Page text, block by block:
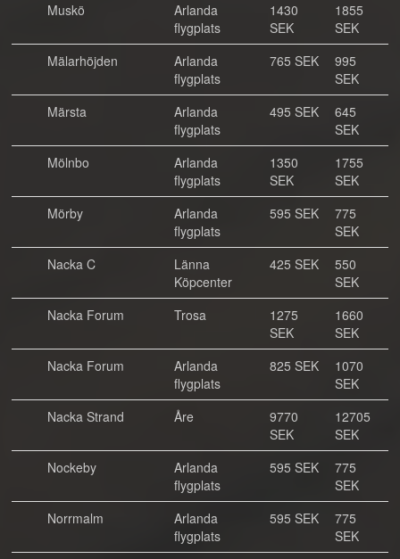
Muskö
Arlanda
flygplats
1430
SEK
1855
SEK
Mälarhöjden
Arlanda
flygplats
765 SEK
995
SEK
Märsta
Arlanda
flygplats
495 SEK
645
SEK
Mölnbo
Arlanda
flygplats
1350
SEK
1755
SEK
Mörby
Arlanda
flygplats
595 SEK
775
SEK
Nacka C
Länna
Köpcenter
425 SEK
550
SEK
Nacka Forum
Trosa
1275
SEK
1660
SEK
Nacka Forum
Arlanda
flygplats
825 SEK
1070
SEK
Nacka Strand
Åre
9770
SEK
12705
SEK
Nockeby
Arlanda
flygplats
595 SEK
775
SEK
Norrmalm
Arlanda
flygplats
595 SEK
775
SEK